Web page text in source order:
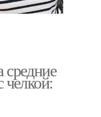
челкой: